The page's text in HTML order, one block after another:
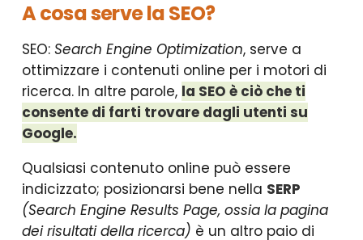
A cosa serve la SEO?
SEO: Search Engine Optimization, serve a
ottimizzare i contenuti online per i motori di
ricerca. In altre parole, la SEO è ciò che ti
consente di farti trovare dagli utenti su
Google.
Qualsiasi contenuto online può essere
indicizzato; posizionarsi bene nella SERP
(Search Engine Results Page, ossia la pagina
dei risultati della ricerca) è un altro paio di